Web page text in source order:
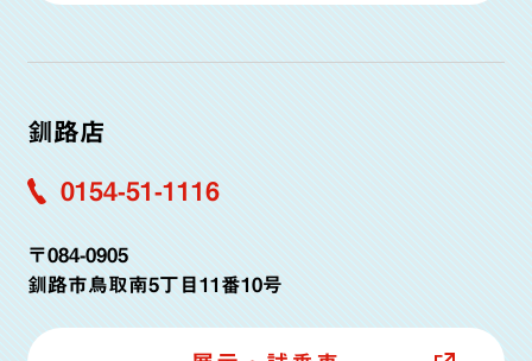
釧路店
0154-51-1116
〒084-0905
釧路市鳥取南5丁目11番10号